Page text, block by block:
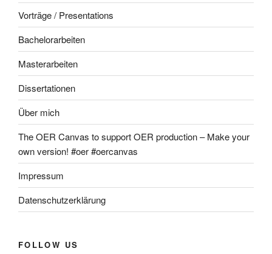
Vorträge / Presentations
Bachelorarbeiten
Masterarbeiten
Dissertationen
Über mich
The OER Canvas to support OER production – Make your
own version! #oer #oercanvas
Impressum
Datenschutzerklärung
FOLLOW US